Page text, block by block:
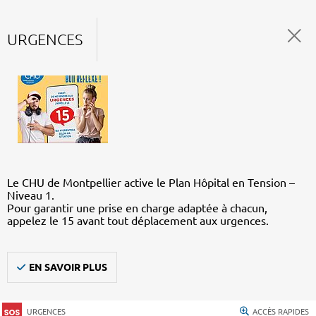
URGENCES
Le CHU de Montpellier active le Plan Hôpital en Tension –
Niveau 1.
Pour garantir une prise en charge adaptée à chacun,
appelez le 15 avant tout déplacement aux urgences.
EN SAVOIR PLUS
URGENCES ACCÈS RAPIDES